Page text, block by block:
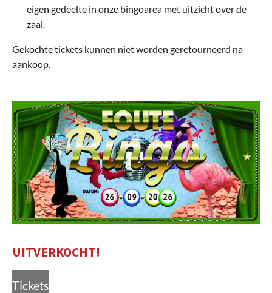
eigen gedeelte in onze bingoarea met uitzicht over de
zaal.
Gekochte tickets kunnen niet worden geretourneerd na
aankoop.
UITVERKOCHT!
Tickets